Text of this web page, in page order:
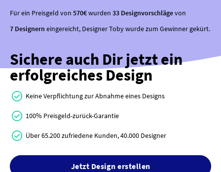
Für ein Preisgeld von 570€wurden 33 Designvorschlägevon
7 Designern eingereicht, Designer Toby wurde zum Gewinner gekürt.
Sichere auch Dir jetzt ein
erfolgreiches Design
Keine Verpflichtung zur Abnahme eines Designs
100% Preisgeld-zurück-Garantie
Über 65.200 zufriedene Kunden, 40.000 Designer
Jetzt Design erstellen